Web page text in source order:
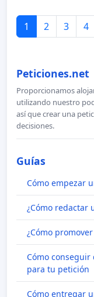
1 2 3 4
Peticiones.net
Proporcionamos
utilizando nuestro
así que crear una
decisiones.
Guías
Cómo empezar
¿Cómo redactar
¿Cómo
Cómo
para tu petición
Cómo entregar